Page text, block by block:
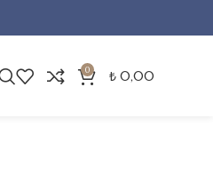
0 ₺ 0,00